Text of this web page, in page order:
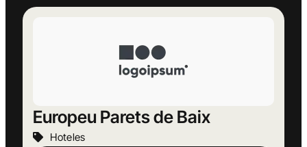
Europeu Parets de Baix
Hoteles